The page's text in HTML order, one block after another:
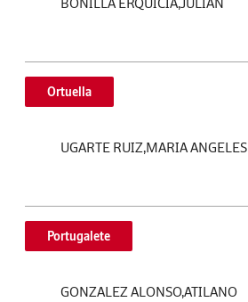
Ortuella
UGARTE RUIZ,MARIA ANGELES
Portugalete
GONZALEZ ALONSO,ATILANO